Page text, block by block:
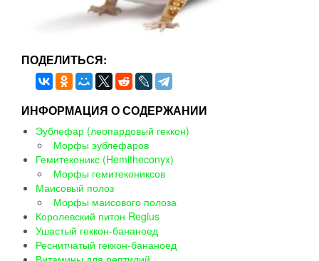
ПОДЕЛИТЬСЯ:
ИНФОРМАЦИЯ О СОДЕРЖАНИИ
Эублефар (леопардовый геккон)
Морфы эублефаров
Гемитеконикс (Hemitheconyx)
Морфы гемитекониксов
Маисовый полоз
Морфы маисового полоза
Королевский питон Regius
Ушастый геккон-бананоед
Реснитчатый геккон-бананоед